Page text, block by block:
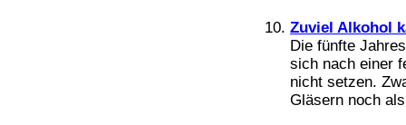
Zuviel Alkohol
Die fünfte
sich nach einer
nicht setzen.
Gläsern noch